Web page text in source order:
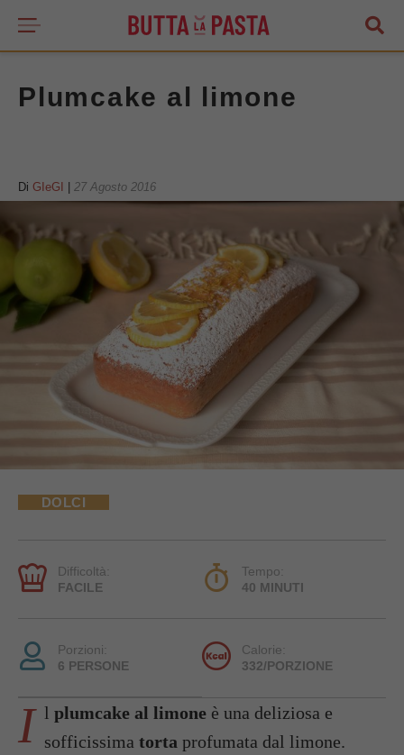
Plumcake al limone
Di GIeGI 27 Agosto 2016
DOLCI
Difficoltà:
FACILE
Tempo:
40 MINUTI
Porzioni:
6 PERSONE
Calorie:
332/PORZIONE
I l plumcake al limone è una deliziosa e
sofficissima torta profumata dal limone.